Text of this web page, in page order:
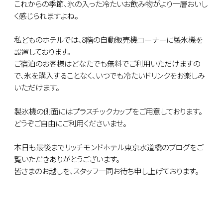
これからの季節、氷の入った冷たいお飲み物がより一層おいし
く感じられますよね。
私どものホテルでは、8階の自動販売機コーナーに製氷機を
設置しております。
ご宿泊のお客様はどなたでも無料でご利用いただけますの
で、氷を購入することなく、いつでも冷たいドリンクをお楽しみ
いただけます。
製氷機の側面にはプラスチックカップをご用意しております。
どうぞご自由にご利用くださいませ。
本日も最後までリッチモンドホテル東京水道橋のブログをご
覧いただきありがとうございます。
皆さまのお越しを、スタッフ一同お待ち申し上げております。